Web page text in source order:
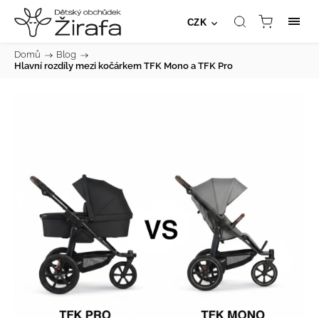
CZK
Domů / Blog /
Hlavní rozdíly mezi kočárkem TFK Mono a TFK Pro